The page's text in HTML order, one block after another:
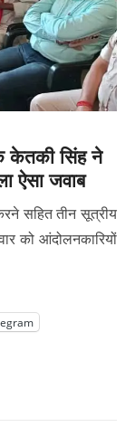
केतकी सिंह ने
ऐसा जवाब
सहित तीन सूत्रीय
को आंदोलनकारियों